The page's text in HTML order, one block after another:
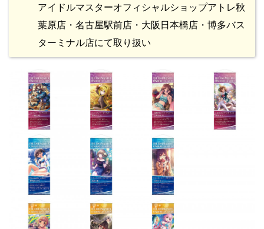
アイドルマスターオフィシャルショップアトレ秋
葉原店・名古屋駅前店・大阪日本橋店・博多バス
ターミナル店にて取り扱い